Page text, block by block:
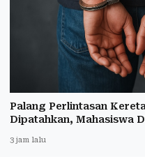
Palang Perlintasan
Dipatahkan, Mahasiswa
3 jam lalu